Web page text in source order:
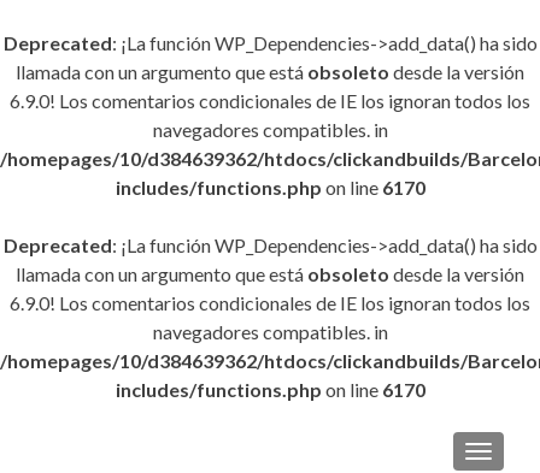
Deprecated: ¡La función WP_Dependencies->add_data() ha sido
llamada con un argumento que está obsoleto desde la versión
6.9.0! Los comentarios condicionales de IE los ignoran todos los
navegadores compatibles. in
/homepages/10/d384639362/htdocs/clickandbuilds/
includes/functions.php on line 6170
Deprecated: ¡La función WP_Dependencies->add_data() ha sido
llamada con un argumento que está obsoleto desde la versión
6.9.0! Los comentarios condicionales de IE los ignoran todos los
navegadores compatibles. in
/homepages/10/d384639362/htdocs/clickandbuilds/
includes/functions.php on line 6170